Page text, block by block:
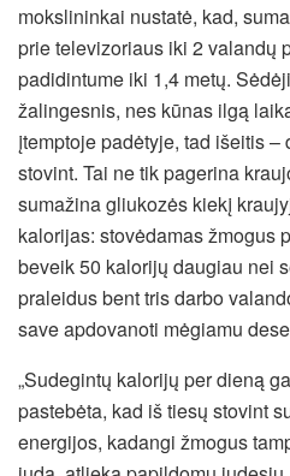
mokslininkai nustatė, kad,
prie televizoriaus iki 2 valandų
padidintume iki 1,4 metų.
žalingesnis, nes kūnas ilgą
įtemptoje padėtyje, tad išeitis
stovint. Tai ne tik pagerina
sumažina gliukozės kiekį
kalorijas: stovėdamas žmogus
beveik 50 kalorijų daugiau nei
praleidus bent tris darbo
save apdovanoti mėgiamu
„Sudegintų kalorijų per dieną
pastebėta, kad iš tiesų stovint
energijos, kadangi žmogus